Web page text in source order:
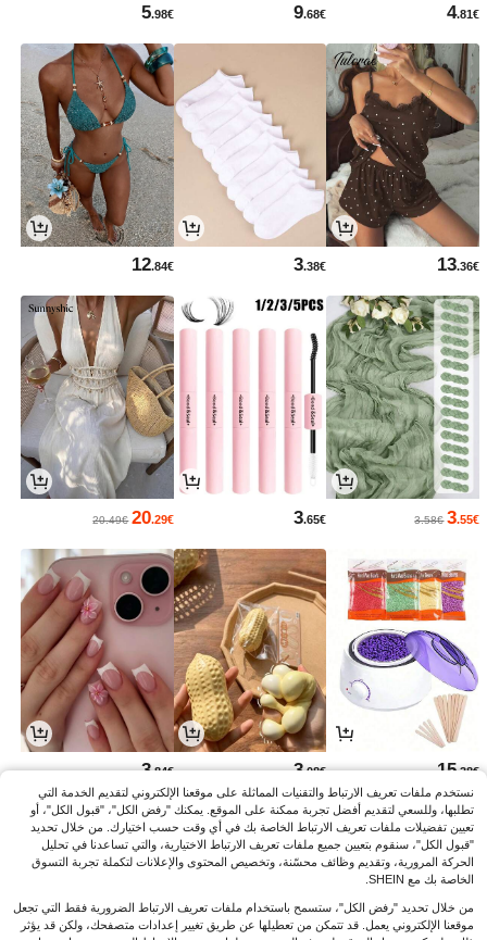
4.81€
9.68€
5.98€
13.36€
3.38€
12.84€
3.55€
3.58€
3.65€
20.29€
20.49€
15.38€
3.08€
3.84€
نستخدم ملفات تعريف الارتباط والتقنيات المماثلة على موقعنا الإلكتروني لتقديم الخدمة التي
تطلبها، وللسعي لتقديم أفضل تجربة ممكنة على الموقع. يمكنك "رفض الكل"، "قبول الكل"، أو
تعيين تفضيلات ملفات تعريف الارتباط الخاصة بك في أي وقت حسب اختيارك. من خلال تحديد
"قبول الكل"، سنقوم بتعيين جميع ملفات تعريف الارتباط الاختيارية، والتي تساعدنا في تحليل
الحركة المرورية، وتقديم وظائف محسّنة، وتخصيص المحتوى والإعلانات لتكملة تجربة التسوق
الخاصة بك مع SHEIN.
من خلال تحديد "رفض الكل"، ستسمح باستخدام ملفات تعريف الارتباط الضرورية فقط التي تجعل
موقعنا الإلكتروني يعمل. قد تتمكن من تعطيلها عن طريق تغيير إعدادات متصفحك، ولكن قد يؤثر